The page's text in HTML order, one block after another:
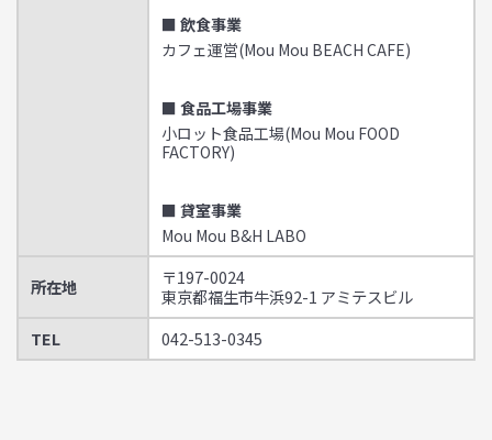
■ 飲食事業
カフェ運営(Mou Mou BEACH CAFE)
■ 食品工場事業
小ロット食品工場(Mou Mou FOOD
FACTORY)
■ 貸室事業
Mou Mou B&H LABO
所在地
〒197-0024
東京都福生市牛浜92-1 アミテスビル
TEL
042-513-0345